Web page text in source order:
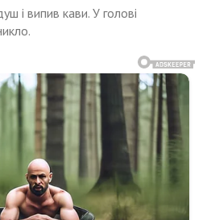
і випив кави. У голові